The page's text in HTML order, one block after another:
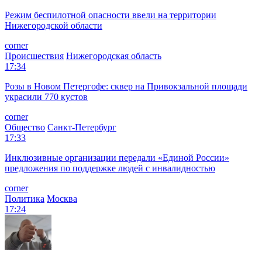
Режим беспилотной опасности ввели на территории
Нижегородской области
corner
Происшествия Нижегородская область
17:34
Розы в Новом Петергофе: сквер на Привокзальной площади
украсили 770 кустов
corner
Общество Санкт-Петербург
17:33
Инклюзивные организации передали «Единой России»
предложения по поддержке людей с инвалидностью
corner
Политика Москва
17:24